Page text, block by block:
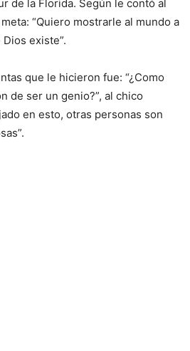
de la Florida. Según le contó al
“Quiero mostrarle al mundo a
existe”.
que le hicieron fue: “¿Como
de ser un genio?”, al chico
en esto, otras personas son